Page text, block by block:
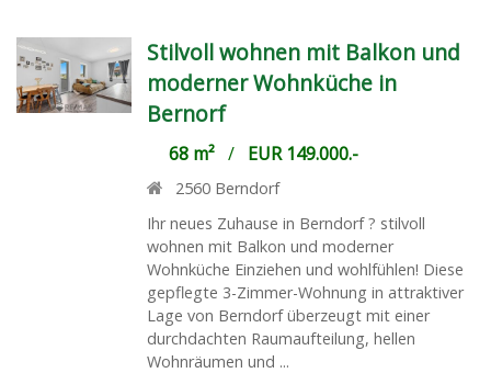
Stilvoll wohnen mit Balkon und
moderner Wohnküche in
Bernorf
68 m²/ EUR 149.000.-
2560 Berndorf
Ihr neues Zuhause in Berndorf ? stilvoll
wohnen mit Balkon und moderner
Wohnküche Einziehen und wohlfühlen! Diese
gepflegte 3-Zimmer-Wohnung in attraktiver
Lage von Berndorf überzeugt mit einer
durchdachten Raumaufteilung, hellen
Wohnräumen und ...